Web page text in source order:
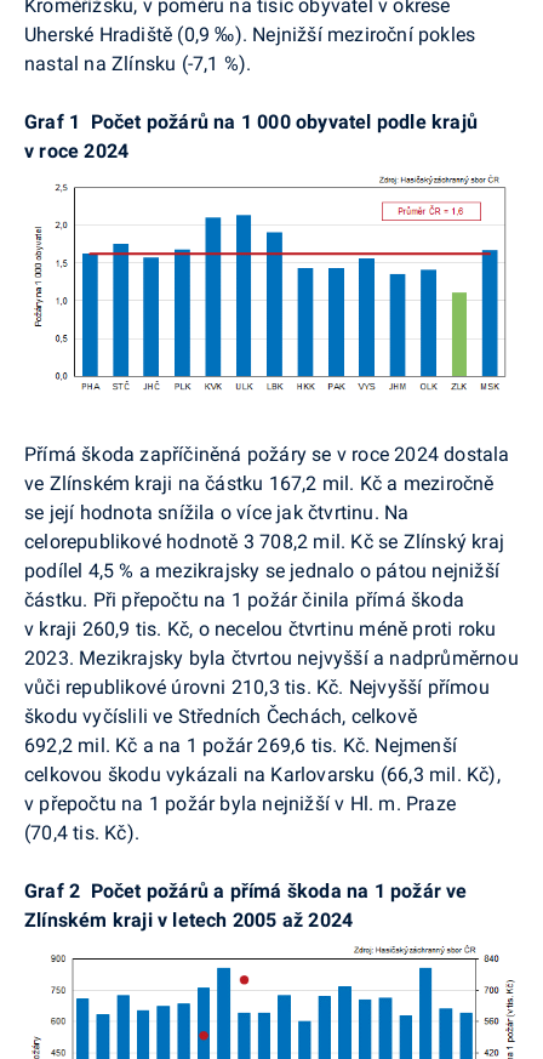
Kroměřížsku, v poměru na tisíc obyvatel v okrese
Uherské Hradiště (0,9 ‰). Nejnižší meziroční pokles
nastal na Zlínsku (-7,1 %).
Graf 1
Počet požárů na 1 000 obyvatel podle krajů
v roce 2024
Přímá škoda zapříčiněná požáry se v roce 2024 dostala
ve Zlínském kraji na částku 167,2 mil. Kč a meziročně
se její hodnota snížila o více jak čtvrtinu. Na
celorepublikové hodnotě 3 708,2 mil. Kč se Zlínský kraj
podílel 4,5 % a mezikrajsky se jednalo o pátou nejnižší
částku. Při přepočtu na 1 požár činila přímá škoda
v kraji 260,9 tis. Kč, o necelou čtvrtinu méně proti roku
2023. Mezikrajsky byla čtvrtou nejvyšší a nadprůměrnou
vůči republikové úrovni 210,3 tis. Kč. Nejvyšší přímou
škodu vyčíslili ve Středních Čechách, celkově
692,2 mil. Kč a na 1 požár 269,6 tis. Kč. Nejmenší
celkovou škodu vykázali na Karlovarsku (66,3 mil. Kč),
v přepočtu na 1 požár byla nejnižší v Hl. m. Praze
(70,4 tis. Kč).
Graf 2 Počet požárů a přímá škoda na 1 požár ve
Zlínském kraji v letech 2005 až 2024